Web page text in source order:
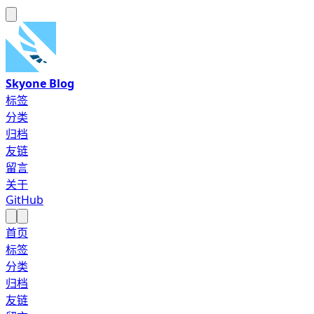
Skyone Blog
标签
分类
归档
友链
留言
关于
GitHub
首页
标签
分类
归档
友链